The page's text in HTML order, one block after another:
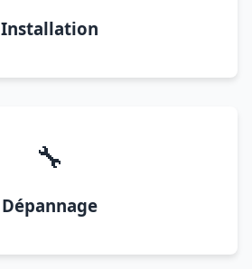
Installation
🔧
Dépannage